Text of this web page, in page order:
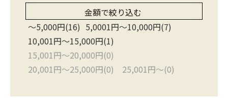
金額で絞り込む
〜5,000円(16) 5,0001円〜10,000円(7)
10,001円〜15,000円(1)
15,001円〜20,000円(0)
20,001円〜25,000円(0)
25,001円〜(0)